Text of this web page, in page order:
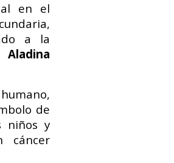
en el
a la
Aladina
de
niños y
cáncer